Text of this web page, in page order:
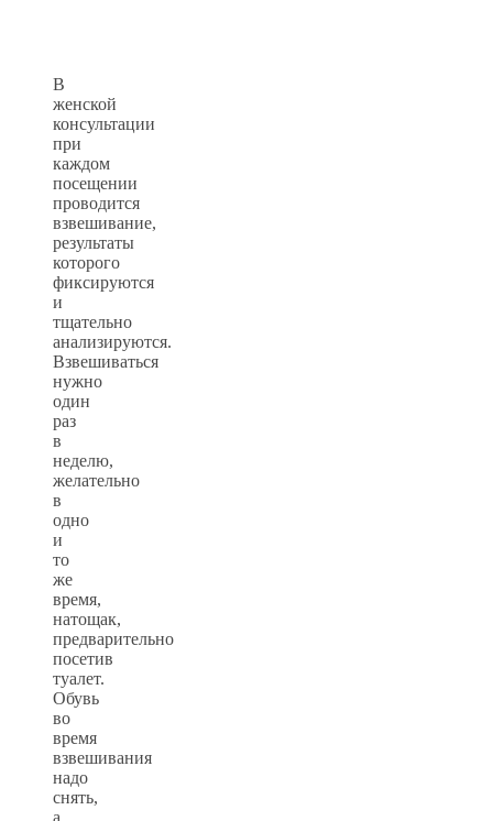
В
женской
консультации
при
каждом
посещении
проводится
взвешивание,
результаты
которого
фиксируются
и
тщательно
анализируются.
Взвешиваться
нужно
один
раз
в
неделю,
желательно
в
одно
и
то
же
время,
натощак,
предварительно
посетив
туалет.
Обувь
во
время
взвешивания
надо
снять,
а